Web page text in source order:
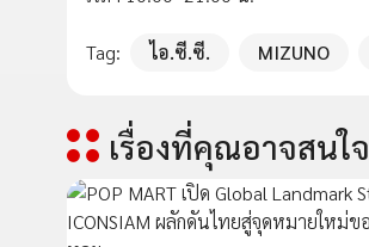
Tag: ไอ.ซี.ซี. MIZUNO
เรื่องที่คุณอาจสนใจ